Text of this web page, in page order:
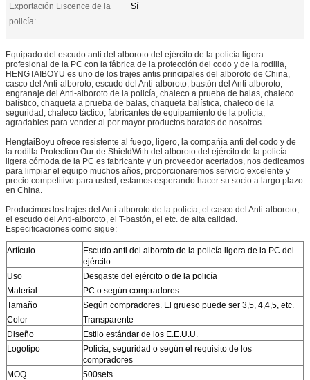
Exportación Liscence de la
policía:
Sí
Equipado del escudo anti del alboroto del ejército de la policía ligera
profesional de la PC con la fábrica de la protección del codo y de la rodilla,
HENGTAIBOYU es uno de los trajes antis principales del alboroto de China,
casco del Anti-alboroto, escudo del Anti-alboroto, bastón del Anti-alboroto,
engranaje del Anti-alboroto de la policía, chaleco a prueba de balas, chaleco
balístico, chaqueta a prueba de balas, chaqueta balística, chaleco de la
seguridad, chaleco táctico, fabricantes de equipamiento de la policía,
agradables para vender al por mayor productos baratos de nosotros.
HengtaiBoyu ofrece resistente al fuego, ligero, la compañía anti del codo y de
la rodilla Protection.Our de ShieldWith del alboroto del ejército de la policía
ligera cómoda de la PC es fabricante y un proveedor acertados, nos dedicamos
para limpiar el equipo muchos años, proporcionaremos servicio excelente y
precio competitivo para usted, estamos esperando hacer su socio a largo plazo
en China.
Producimos los trajes del Anti-alboroto de la policía, el casco del Anti-alboroto,
el escudo del Anti-alboroto, el T-bastón, el etc. de alta calidad.
Especificaciones como sigue:
Artículo
Escudo anti del alboroto de la policía ligera de la PC del
ejército
Uso
Desgaste del ejército o de la policía
Material
PC o según compradores
Tamaño
Según compradores. El grueso puede ser 3,5, 4,4,5, etc.
Color
Transparente
Diseño
Estilo estándar de los E.E.U.U.
Logotipo
Policía, seguridad o según el requisito de los
compradores
MOQ
500sets